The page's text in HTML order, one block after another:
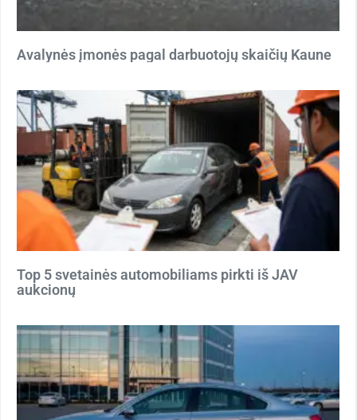
Avalynės įmonės pagal darbuotojų skaičių Kaune
Top 5 svetainės automobiliams pirkti iš JAV
aukcionų